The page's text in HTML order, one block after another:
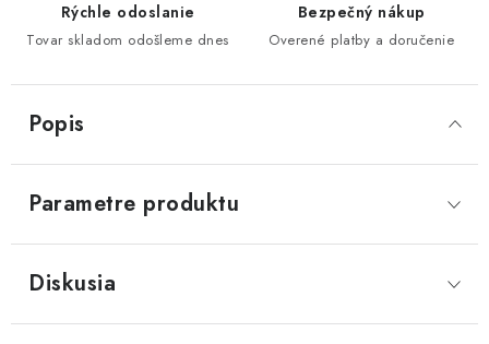
Rýchle odoslanie
Tovar skladom odošleme dnes
Bezpečný nákup
Overené platby a doručenie
Popis
Parametre produktu
Diskusia